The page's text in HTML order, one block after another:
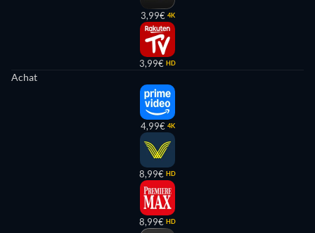
3,99€ 4K
3,99€ HD
Achat
4,99€ 4K
8,99€ HD
8,99€ HD